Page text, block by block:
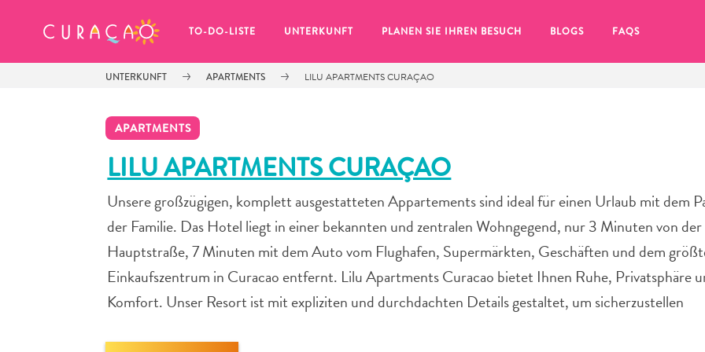
TO-DO-LISTE UNTERKUNFT PLANEN SIE IHREN BESUCH BLOGS FAQS
UNTERKUNFT APARTMENTS LILU APARTMENTS CURAÇAO
APARTMENTS
LILU APARTMENTS CURAÇAO
Unsere großzügigen, komplett ausgestatteten Appartements sind ideal für einen Urlaub mit dem
der Familie. Das Hotel liegt in einer bekannten und zentralen Wohngegend, nur 3 Minuten von der
Hauptstraße, 7 Minuten mit dem Auto vom Flughafen, Supermärkten, Geschäften und dem
Einkaufszentrum in Curacao entfernt. Lilu Apartments Curacao bietet Ihnen Ruhe, Privatsphäre
Komfort. Unser Resort ist mit expliziten und durchdachten Details gestaltet, um sicherzustellen
MEINE FAVORITEN
Es schaut so aus, als ob Sie noch
keine Lieblingsorte in Curaçao
gespeichert haben.